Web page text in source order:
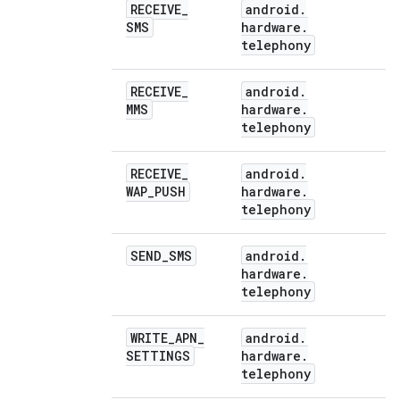
RECEIVE_
SMS
android .
hardware .
telephony
RECEIVE_
MMS
android .
hardware .
telephony
RECEIVE_
WAP_PUSH
android .
hardware .
telephony
SEND_SMS android .
hardware .
telephony
WRITE_APN_
SETTINGS
android .
hardware .
telephony